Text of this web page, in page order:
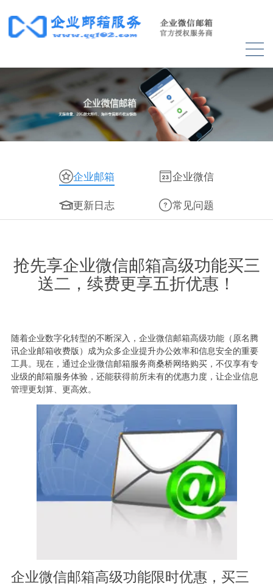
企业邮箱 企业微信
更新日志 常见问题
抢先享企业微信邮箱高级功能买三
送二，续费更享五折优惠！
随着企业数字化转型的不断深入，企业微信邮箱高级功能（原名腾
讯企业邮箱收费版）成为众多企业提升办公效率和信息安全的重要
工具。现在，通过企业微信邮箱服务商桑桥网络购买，不仅享有专
业级的邮箱服务体验，还能获得前所未有的优惠力度，让企业信息
管理更划算、更高效。
企业微信邮箱高级功能限时优惠，买三